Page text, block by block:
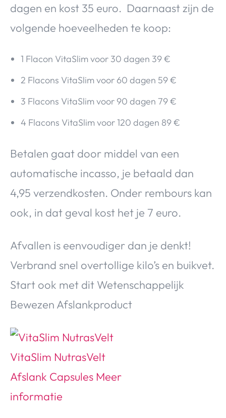
dagen en kost 35 euro. Daarnaast zijn de
volgende hoeveelheden te koop:
1 Flacon VitaSlim voor 30 dagen 39 €
2 Flacons VitaSlim voor 60 dagen 59 €
3 Flacons VitaSlim voor 90 dagen 79 €
4 Flacons VitaSlim voor 120 dagen 89 €
Betalen gaat door middel van een
automatische incasso, je betaald dan
4,95 verzendkosten. Onder rembours kan
ook, in dat geval kost het je 7 euro.
Afvallen is eenvoudiger dan je denkt!
Verbrand snel overtollige kilo’s en buikvet.
Start ook met dit Wetenschappelijk
Bewezen Afslankproduct